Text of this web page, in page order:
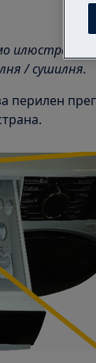
/ сушилня.
перилен